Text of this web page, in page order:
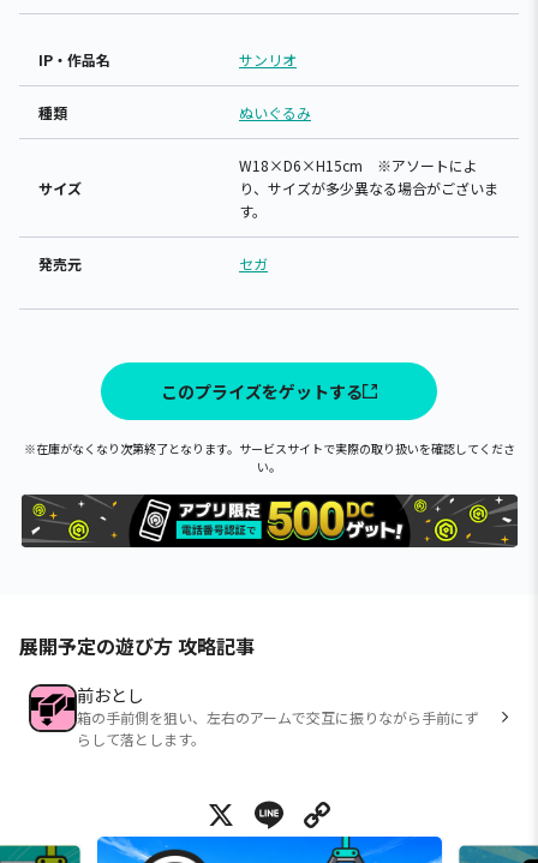
IP・作品名 サンリオ
種類 ぬいぐるみ
サイズ
W18×D6×H15cm ※アソートによ
り、サイズが多少異なる場合がございま
す。
発売元 セガ
このプライズをゲットする
※在庫がなくなり次第終了となります。サービスサイトで実際の取り扱いを確認してくださ
い。
展開予定の遊び方 攻略記事
前おとし
箱の手前側を狙い、左右のアームで交互に振りながら手前にず
らして落とします。
X Line